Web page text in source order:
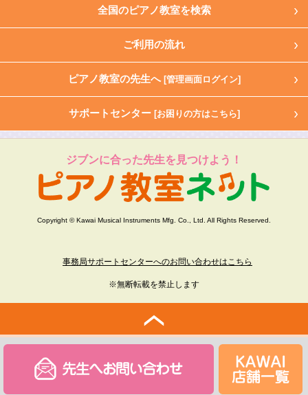
全国のピアノ教室を検索
ご利用の流れ
ピアノ教室の先生へ [管理画面ログイン]
サポートセンター [お困りの方はこちら]
ジブンに合った先生を見つけよう！
Copyright © Kawai Musical Instruments Mfg. Co., Ltd. All Rights Reserved.
事務局サポートセンターへのお問い合わせはこちら
※無断転載を禁止します